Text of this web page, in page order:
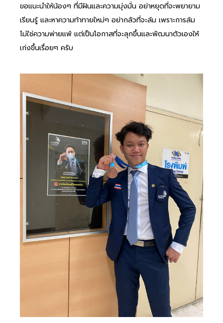
ขอแนะนำให้น้องๆ ที่มีฝันและความมุ่งมั่น อย่าหยุดที่จะพยายาม
เรียนรู้ และหาความท้าทายใหม่ๆ อย่ากลัวที่จะล้ม เพราะการล้ม
ไม่ใช่ความพ่ายแพ้ แต่เป็นโอกาสที่จะลุกขึ้นและพัฒนาตัวเองให้
เก่งขึ้นเรื่อยๆ ครับ